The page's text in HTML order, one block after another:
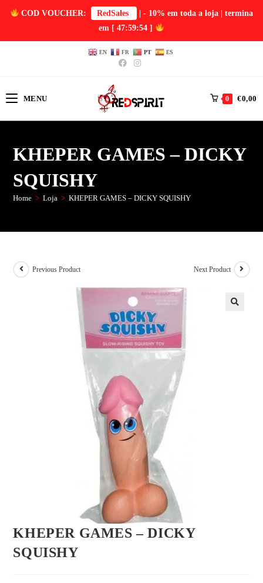
COD VOUCHER: RedSales
| - 10% em toda a loja | termina
em [ 47:59:53 ]
EN FR PT ES
MENU 0 €0,00
KHEPER GAMES – DICKY
SQUISHY
Home > Loja > KHEPER GAMES – DICKY SQUISHY
Previous Product Next Product
KHEPER GAMES – DICKY
SQUISHY